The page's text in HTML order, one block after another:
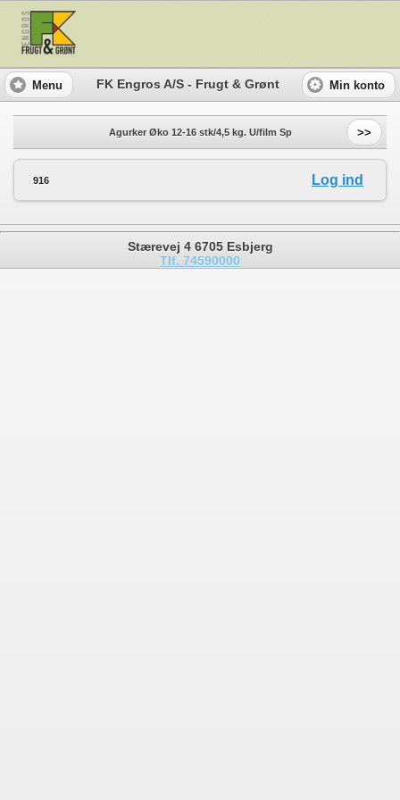
Menu FK Engros A/S - Frugt & Grønt Min konto
Agurker Øko 12-16 stk/4,5 kg. U/film Sp >>
916 Log ind
Stærevej 4 6705 Esbjerg
Tlf. 74590000